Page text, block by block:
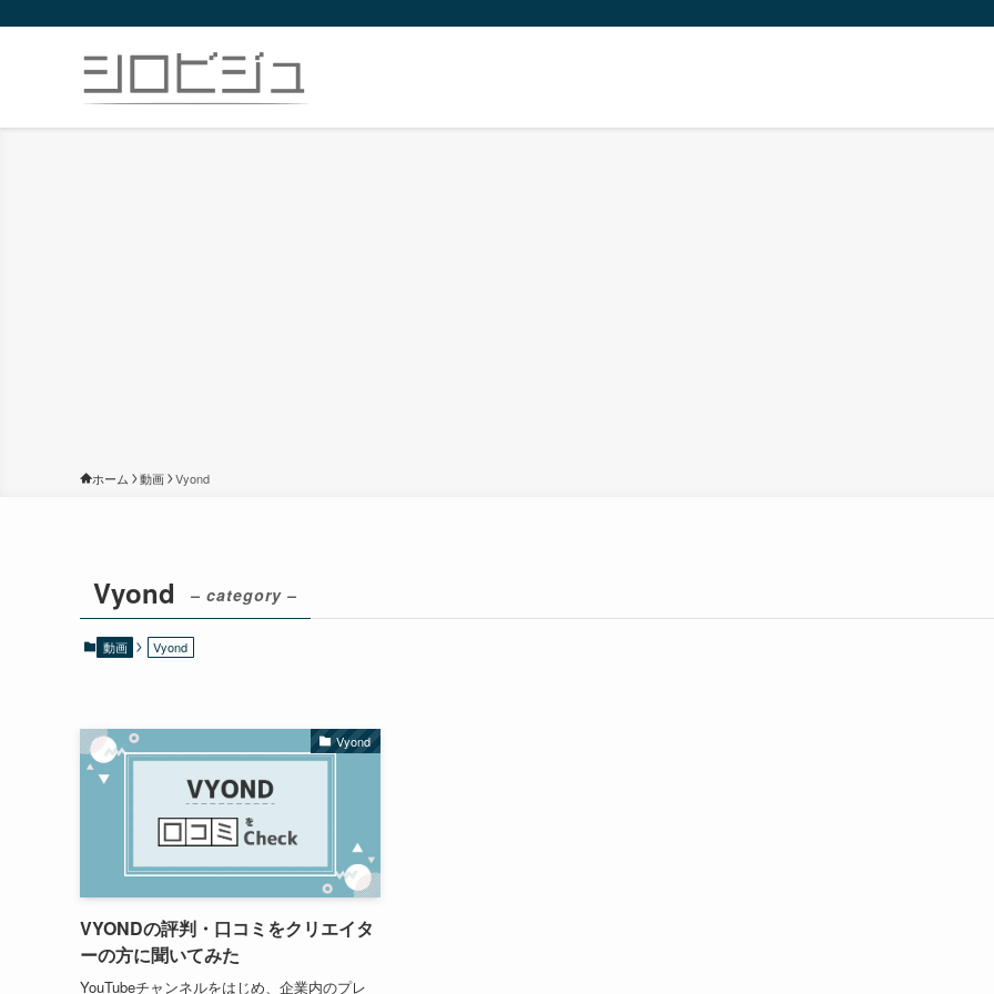
ホーム 動画 Vyond
Vyond – category –
動画 Vyond
Vyond
VYONDの評判・口コミをクリエイタ
ーの方に聞いてみた
YouTubeチャンネルをはじめ、企業内のプレ